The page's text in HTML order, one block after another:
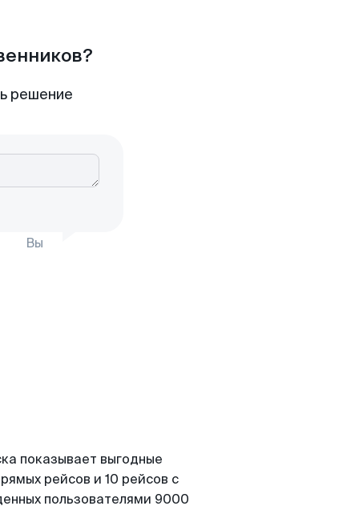
решение
Вы
показывает выгодные
рейсов и 10 рейсов с
пользователями 9000